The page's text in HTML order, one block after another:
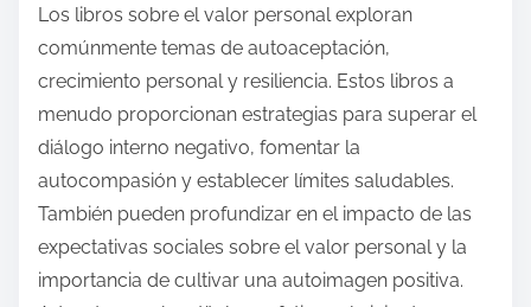
Los libros sobre el valor personal exploran
comúnmente temas de autoaceptación,
crecimiento personal y resiliencia. Estos libros a
menudo proporcionan estrategias para superar el
diálogo interno negativo, fomentar la
autocompasión y establecer límites saludables.
También pueden profundizar en el impacto de las
expectativas sociales sobre el valor personal y la
importancia de cultivar una autoimagen positiva.